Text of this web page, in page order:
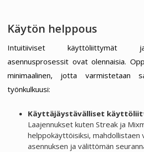
Käytön helppous
Intuitiiviset käyttöliittymät
asennusprosessit ovat olennaisia.
minimaalinen, jotta varmistetaan
työnkulkuusi:
Käyttäjäystävälliset
Laajennukset kuten Streak ja
helppokäyttöisiksi, mahdollistaen
asennuksen ja välittömän